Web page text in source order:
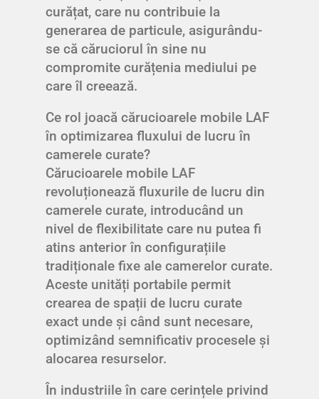
curățat, care nu contribuie la
generarea de particule, asigurându-
se că căruciorul în sine nu
compromite curățenia mediului pe
care îl creează.
Ce rol joacă cărucioarele mobile LAF
în optimizarea fluxului de lucru în
camerele curate?
Cărucioarele mobile LAF
revoluționează fluxurile de lucru din
camerele curate, introducând un
nivel de flexibilitate care nu putea fi
atins anterior în configurațiile
tradiționale fixe ale camerelor curate.
Aceste unități portabile permit
crearea de spații de lucru curate
exact unde și când sunt necesare,
optimizând semnificativ procesele și
alocarea resurselor.
În industriile în care cerințele privind